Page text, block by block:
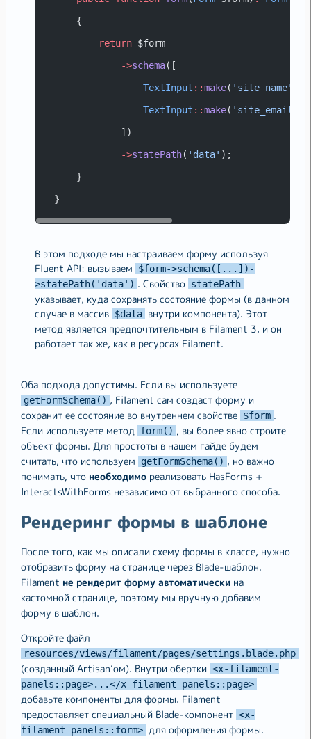
    {
return $form
->schema([
TextInput ::make( 'site_name'
TextInput ::make( 'site_email'
            ])
->statePath( 'data' );
    }
}
В этом подходе мы настраиваем форму используя
Fluent API: вызываем
$form->schema([...])-
>statePath('data') . Свойство statePath
указывает, куда сохранять состояние формы (в данном
случае в массив $data внутри компонента). Этот
метод является предпочтительным в Filament 3, и он
работает так же, как в ресурсах Filament.
Оба подхода допустимы. Если вы используете
getFormSchema() , Filament сам создаст форму и
сохранит ее состояние во внутреннем свойстве $form .
Если используете метод form() , вы более явно строите
объект формы. Для простоты в нашем гайде будем
считать, что используем
getFormSchema() , но важно
понимать, что необходимо реализовать HasForms +
InteractsWithForms независимо от выбранного способа.
Рендеринг формы в шаблоне
После того, как мы описали схему формы в классе, нужно
отобразить форму на странице через Blade-шаблон.
Filament не рендерит форму автоматически на
кастомной странице, поэтому мы вручную добавим
форму в шаблон.
Откройте файл
resources/views/filament/pages/settings.blade.php
(созданный Artisan’ом). Внутри обертки <x-filament-
panels::page>...</x-filament-panels::page>
добавьте компоненты для формы. Filament
предоставляет специальный Blade-компонент <x-
filament-panels::form> для оформления формы.